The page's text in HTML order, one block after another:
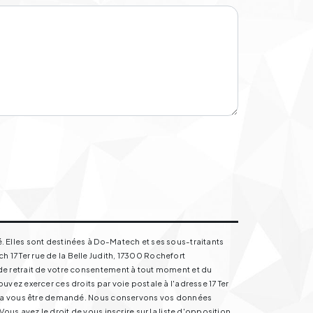
sont destinées à Do-Matech et ses sous-traitants
Ter rue de la Belle Judith, 17300 Rochefort
retrait de votre consentement à tout moment et du
exercer ces droits par voie postale à l'adresse 17 Ter
être demandé. Nous conservons vos données
avez le droit de vous inscrire sur la liste d'opposition